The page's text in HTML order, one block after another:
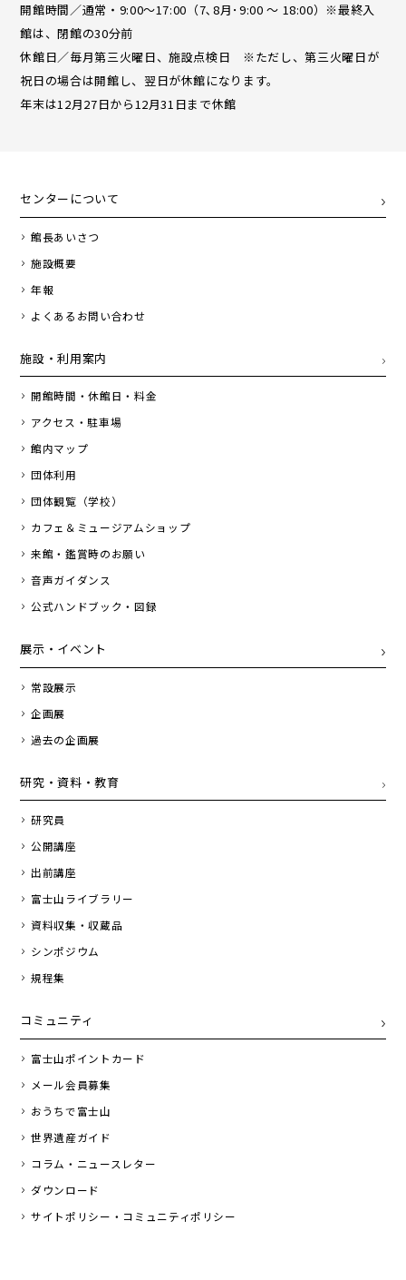
開館時間／通常・9:00〜17:00（7､8月･9:00 ～ 18:00）※最終入
館は、閉館の30分前
休館日／毎月第三火曜日、施設点検日 ※ただし、第三火曜日が
祝日の場合は開館し、翌日が休館になります。
年末は12月27日から12月31日まで休館
センターについて
館長あいさつ
施設概要
年報
よくあるお問い合わせ
施設・利用案内
開館時間・休館日・料金
アクセス・駐車場
館内マップ
団体利用
団体観覧（学校）
カフェ＆ミュージアムショップ
来館・鑑賞時のお願い
音声ガイダンス
公式ハンドブック・図録
展示・イベント
常設展示
企画展
過去の企画展
研究・資料・教育
研究員
公開講座
出前講座
富士山ライブラリー
資料収集・収蔵品
シンポジウム
規程集
コミュニティ
富士山ポイントカード
メール会員募集
おうちで富士山
世界遺産ガイド
コラム・ニュースレター
ダウンロード
サイトポリシー・コミュニティポリシー